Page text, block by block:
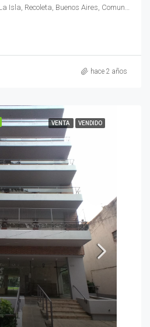
hace 2 años
VENTA VENDIDO